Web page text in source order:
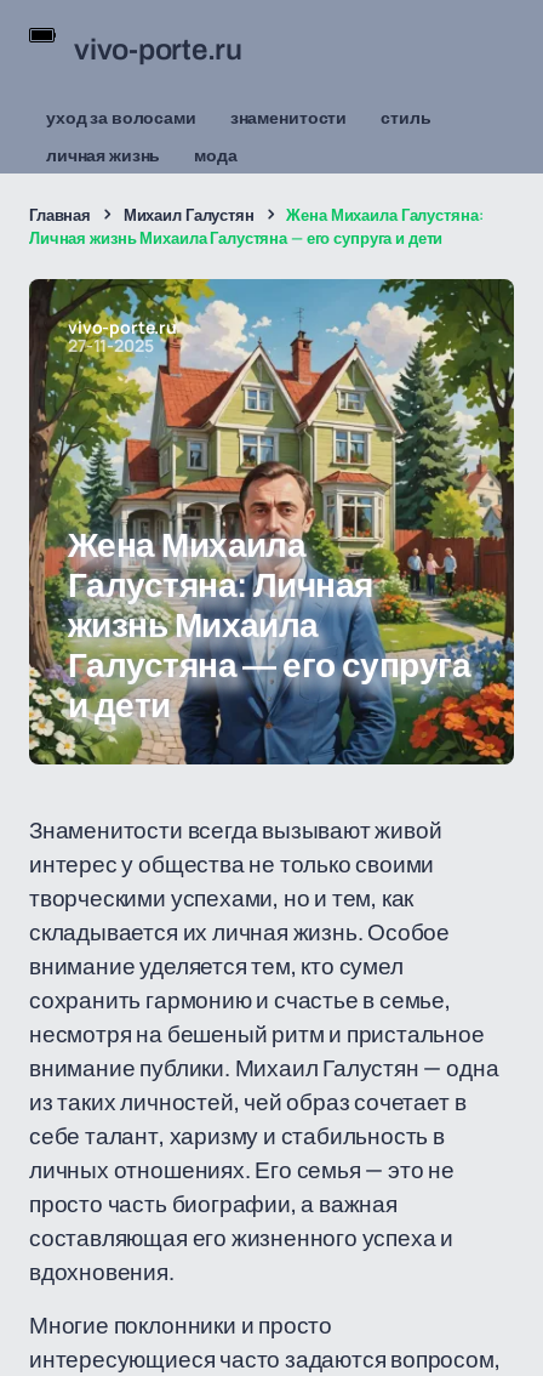
vivo-porte.ru
уход за волосами знаменитости
стиль
личная жизнь
мода
Главная Михаил Галустян
Жена Михаила Галустяна:
Личная жизнь Михаила Галустяна — его супруга и дети
vivo-porte.ru
27-11-2025
Жена Михаила
Галустяна: Личная
жизнь Михаила
Галустяна — его супруга
и дети
Знаменитости всегда вызывают живой
интерес у общества не только своими
творческими успехами, но и тем, как
складывается их личная жизнь. Особое
внимание уделяется тем, кто сумел
сохранить гармонию и счастье в семье,
несмотря на бешеный ритм и пристальное
внимание публики. Михаил Галустян — одна
из таких личностей, чей образ сочетает в
себе талант, харизму и стабильность в
личных отношениях. Его семья — это не
просто часть биографии, а важная
составляющая его жизненного успеха и
вдохновения.
Многие поклонники и просто
интересующиеся часто задаются вопросом,